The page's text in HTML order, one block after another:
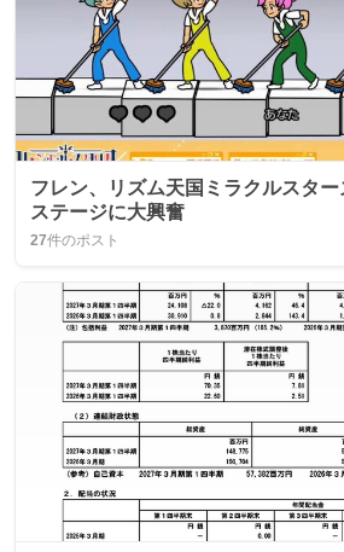
フレン、リズム天国ミラクルスタ
ステージに大興奮
27件のポスト